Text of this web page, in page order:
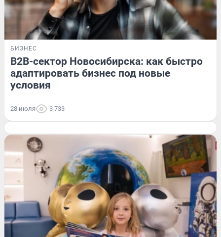
БИЗНЕС
B2B-сектор Новосибирска: как быстро
адаптировать бизнес под новые
условия
28 июля 3 733